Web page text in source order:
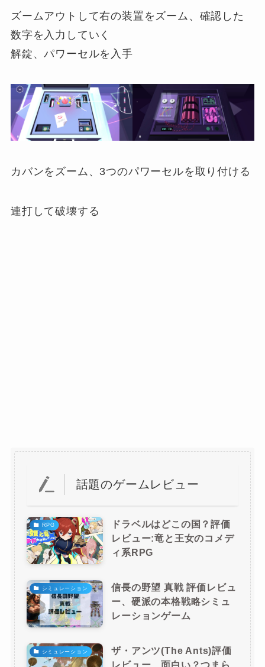
ズームアウトして右の装置をズーム、確認した
数字を入力していく
解錠、パワーセルを入手
カバンをズーム、3つのパワーセルを取り付ける
連打して破壊する
話題のゲームレビュー
RPG
ドラベルはどこの国？評価
レビュー:竜と王女のコメデ
ィ系RPG
シミュレーション
信長の野望 真戦 評価レビュ
ー、硬派の本格戦略シミュ
レーションゲーム
シミュレーション
ザ・アンツ(The Ants)評価
レビュー、面白い？つまら